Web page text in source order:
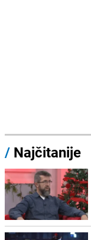
/ Najčitanije